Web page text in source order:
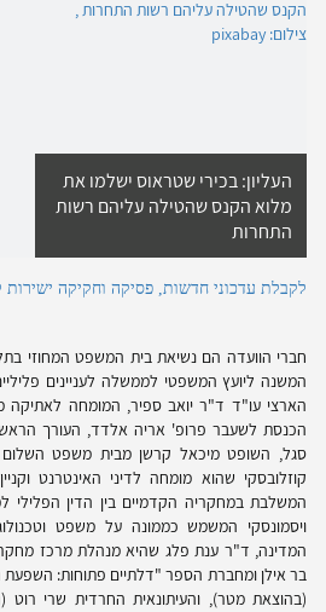
העליון: בכירי שטראוס ישלמו את
מלוא הקנס שהטילה עליהם רשות
התחרות
לקבלת עדכוני חדשות, פסיקה וחקיקה ישירות
חברי הוועדה הם נשיאת בית המשפט המחוזי
המשנה ליועץ המשפטי לממשלה לעניינים
הארצי עו"ד ד"ר יואב ספיר, המומחה
הכנסת לשעבר פרופ' אריה אלדד, העורך
סגל, השופט מיכאל קרשן מבית משפט
קוזלובסקי שהוא מומחה לדיני האינטרנט
המשלבת במחקריה הקדמיים בין הדין הפלילי
ויסמונסקי המשמש כממונה על משפט
המדינה, ד"ר ענת פלג שהיא מנהלת מרכז
בר אילן ומחברת הספר "דלתיים פתוחות:
(בהוצאת מטר), והעיתונאית החרדית שרי רוט